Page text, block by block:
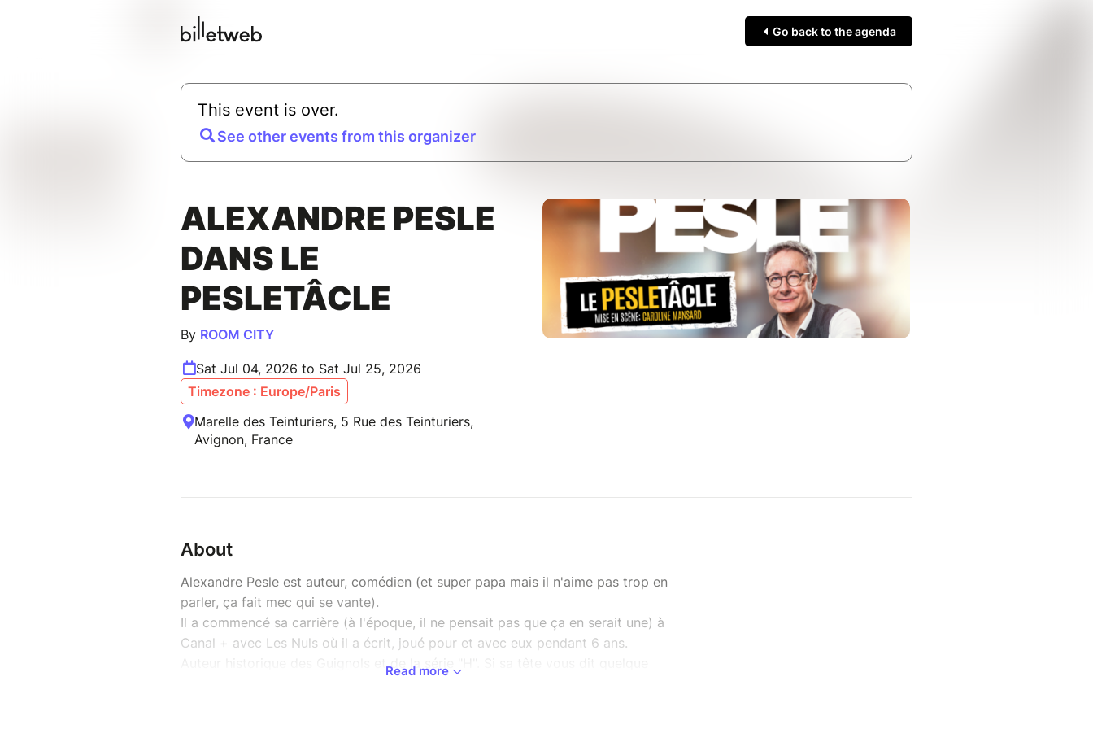
Go back to the agenda
This event is over.
See other events from this organizer
ALEXANDRE PESLE
DANS LE
PESLETÂCLE
By ROOM CITY
Sat Jul 04, 2026 to Sat Jul 25, 2026
Timezone : Europe/Paris
Marelle des Teinturiers, 5 Rue des Teinturiers,
Avignon, France
About
Alexandre Pesle est auteur, comédien (et super papa mais il n'aime pas trop en
parler, ça fait mec qui se vante).
Il a commencé sa carrière (à l'époque, il ne pensait pas que ça en serait une) à
Canal + avec Les Nuls où il a écrit, joué pour et avec eux pendant 6 ans.
Auteur historique des Guignols et de la série "H". Si sa tête vous dit quelque
Read more